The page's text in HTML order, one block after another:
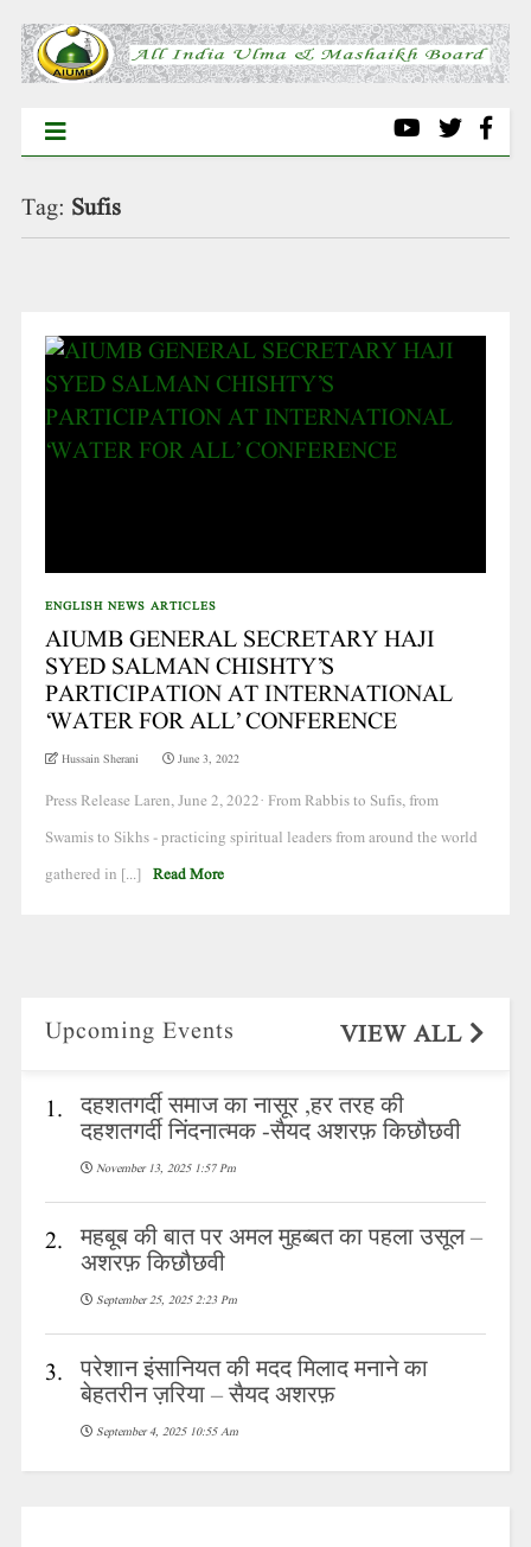
Tag: Sufis
ENGLISH NEWS ARTICLES
AIUMB GENERAL SECRETARY HAJI
SYED SALMAN CHISHTY’S
PARTICIPATION AT INTERNATIONAL
‘WATER FOR ALL’ CONFERENCE
Hussain Sherani June 3, 2022
Press Release Laren, June 2, 2022· From Rabbis to Sufis, from
Swamis to Sikhs - practicing spiritual leaders from around the world
gathered in [...] Read More
Upcoming Events VIEW ALL
1. दहशतगर्दी समाज का नासूर ,हर तरह की
दहशतगर्दी निंदनात्मक -सैयद अशरफ़ किछौछवी
November 13, 2025 1:57 Pm
2. महबूब की बात पर अमल मुहब्बत का पहला उसूल –
अशरफ़ किछौछवी
September 25, 2025 2:23 Pm
3. परेशान इंसानियत की मदद मिलाद मनाने का
बेहतरीन ज़रिया – सैयद अशरफ़
September 4, 2025 10:55 Am